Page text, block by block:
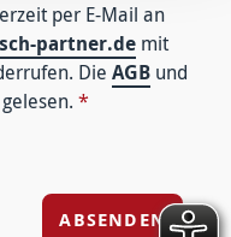
per E-Mail an
partner.de mit
DieAGB und
*
ABSENDEN